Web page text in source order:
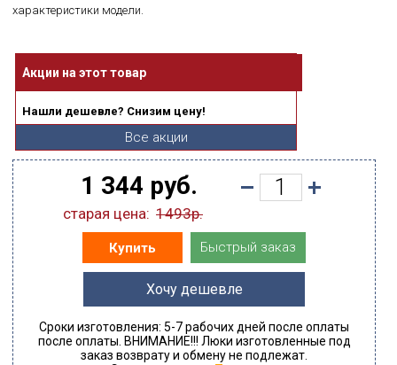
характеристики модели.
Акции на этот товар
Нашли дешевле? Снизим цену!
Все акции
1 344 руб.
старая цена: 1493р.
Купить Быстрый заказ
Хочу дешевле
Сроки изготовления: 5-7 рабочих дней после оплаты
после оплаты. ВНИМАНИЕ!!! Люки изготовленные под
заказ возврату и обмену не подлежат.